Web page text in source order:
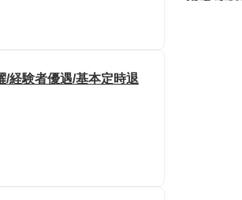
/経験者優遇/基本定時退